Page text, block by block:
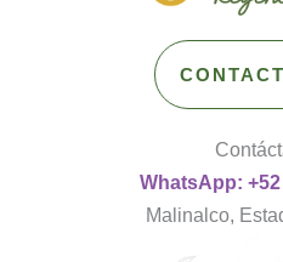
WhatsApp:
Malinalco,